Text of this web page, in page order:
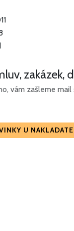
zakázek,
vám zašleme
U